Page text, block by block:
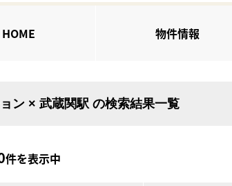
HOME 物件情報
ン × 武蔵関駅 の検索結果一覧
件を表示中